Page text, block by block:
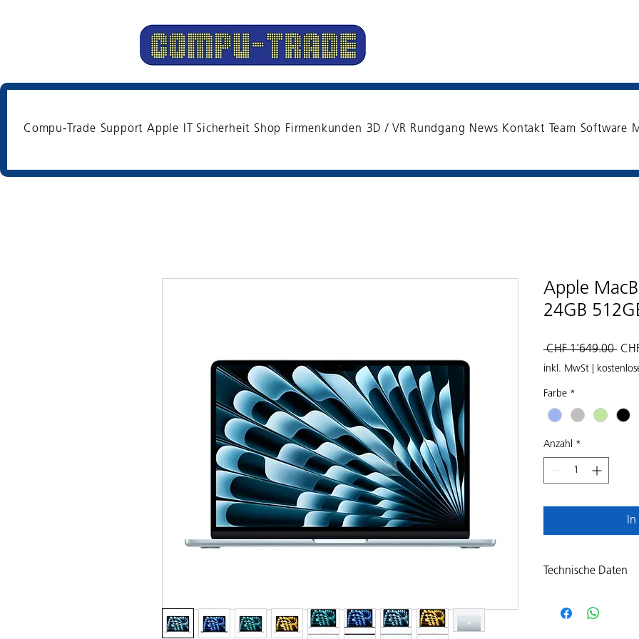
Compu-Trade Support Apple IT Sicherheit Shop Firmenkunden 3D / VR Rundgang News Kontakt Team Software
Apple
24GB
CHF 1'649.00
inkl. MwSt
Farbe *
Anzahl *
Technische Daten
(10C/10C), 24GB